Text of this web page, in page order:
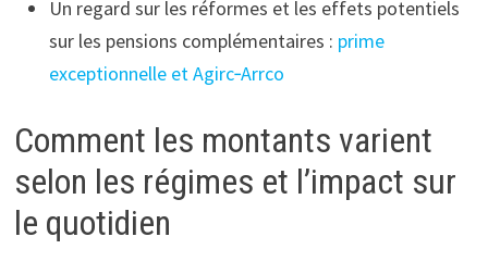
Un regard sur les réformes et les effets potentiels
sur les pensions complémentaires : prime
exceptionnelle et Agirc‑Arrco
Comment les montants varient
selon les régimes et l’impact sur
le quotidien